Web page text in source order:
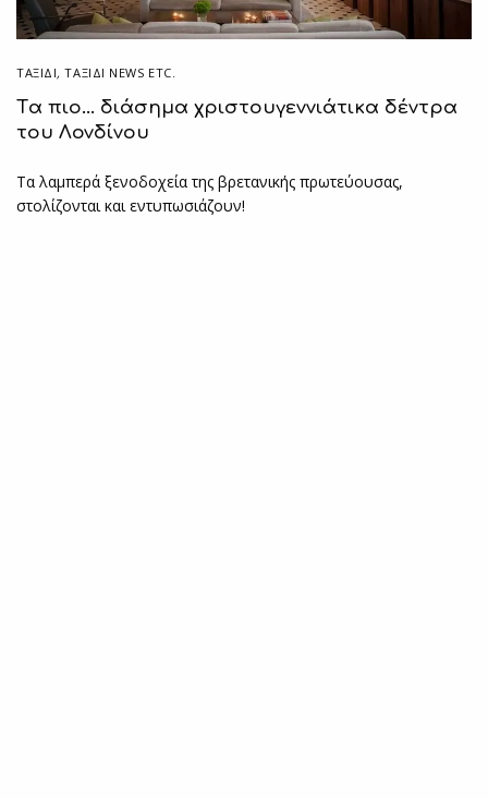
ΤΑΞΙΔΙ,ΤΑΞΊΔΙ NEWS ETC.
Tα πιο… διάσημα χριστουγεννιάτικα δέντρα
του Λονδίνου
Τα λαμπερά ξενοδοχεία της βρετανικής πρωτεύουσας,
στολίζονται και εντυπωσιάζουν!